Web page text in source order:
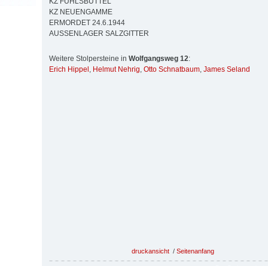
KZ NEUENGAMME
ERMORDET 24.6.1944
AUSSENLAGER SALZGITTER
Weitere Stolpersteine in Wolfgangsweg 12:
Erich Hippel , Helmut Nehrig, Otto Schnatbaum, James Seland
druckansicht / Seitenanfang